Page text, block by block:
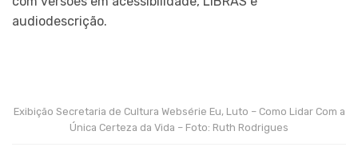
audiodescrição.
Exibição Secretaria de Cultura Websérie Eu, Luto – Como Lidar Com a
Única Certeza da Vida – Foto: Ruth Rodrigues